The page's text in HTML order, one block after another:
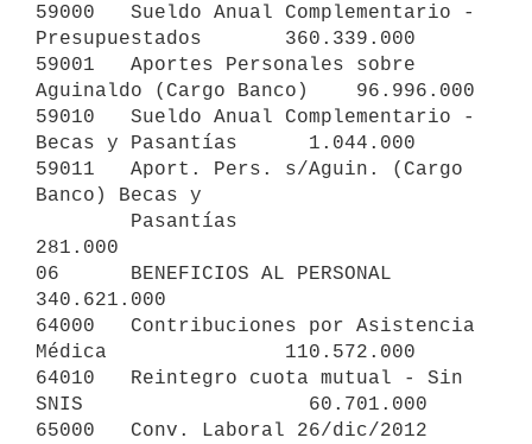
59000   Sueldo Anual Complementario -
Presupuestados       360.339.000
59001   Aportes Personales sobre
Aguinaldo (Cargo Banco)    96.996.000
59010   Sueldo Anual Complementario -
Becas y Pasantías      1.044.000
59011   Aport. Pers. s/Aguin. (Cargo
Banco) Becas y
281.000
06      BENEFICIOS AL PERSONAL
340.621.000
64000   Contribuciones por Asistencia
Médica               110.572.000
64010   Reintegro cuota mutual - Sin
SNIS                   60.701.000
65000   Conv. Laboral 26/dic/2012